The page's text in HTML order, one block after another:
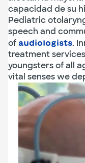
capacidad de su
Pediatric
speech and
of audiologists.
treatment
youngsters of all
vital senses we